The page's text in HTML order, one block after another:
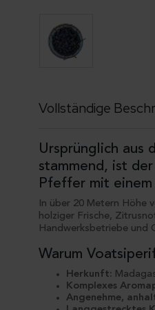
Vollständige
Ursprünglich aus
stammend, ist
Pfeffer mit
In über 20 Metern Höhe
holziger Frische,
Handwerksbetriebe und
Warum
Herkunft:
Komplexes
Angenehme,